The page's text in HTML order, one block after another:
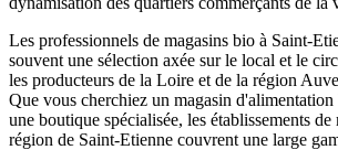
Les professionnels de magasins bio à Saint-
souvent une sélection axée sur le local et le
les producteurs de la Loire et de la région
Que vous cherchiez un magasin
une boutique spécialisée, les établissements de
région de Saint-Etienne couvrent une large